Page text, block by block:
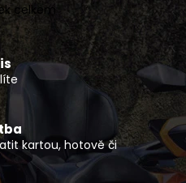
O
v
l
á
d
a
c
í
p
celkem
kartou, hotově či